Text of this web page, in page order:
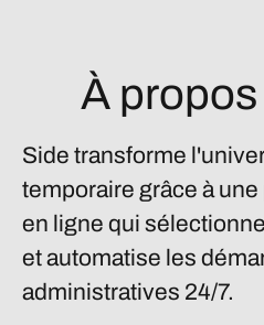
À
Side transforme
temporaire grâce à
en ligne qui
et automatise les
administratives 24/7.